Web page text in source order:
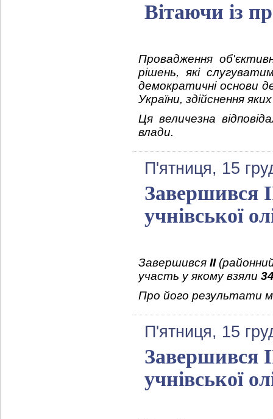
Вітаючи із
Провадження
рішень, які
демократичні основи
України, здійснення
Ця величезна
влади.
П'ятниця, 15
Завершився
учнівської
Завершився ІІ
участь у якому взяли
Про його результати
П'ятниця, 15
Завершився
учнівської